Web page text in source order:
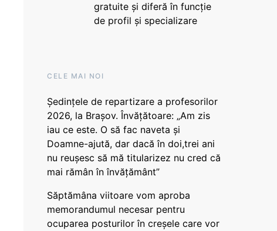
gratuite și diferă în funcție
de profil și specializare
CELE MAI NOI
Ședințele de repartizare a profesorilor
2026, la Brașov. Învățătoare: „Am zis
iau ce este. O să fac naveta și
Doamne-ajută, dar dacă în doi,trei ani
nu reușesc să mă titularizez nu cred că
mai rămân în învățământ”
Săptămâna viitoare vom aproba
memorandumul necesar pentru
ocuparea posturilor în creșele care vor